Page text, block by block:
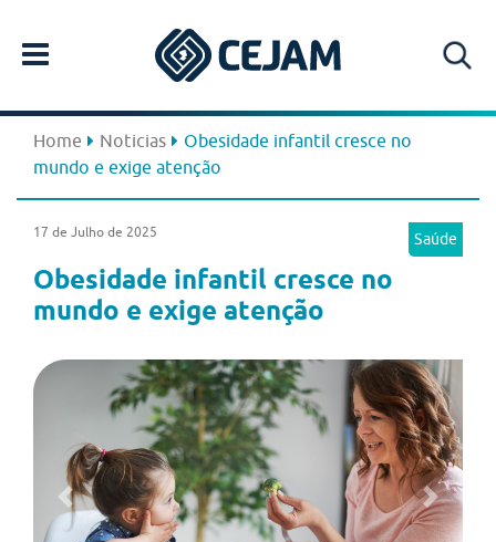
Home Noticias
Obesidade infantil cresce no
mundo e exige atenção
Saúde
17 de Julho de 2025
Obesidade infantil cresce no
mundo e exige atenção
Previous Next